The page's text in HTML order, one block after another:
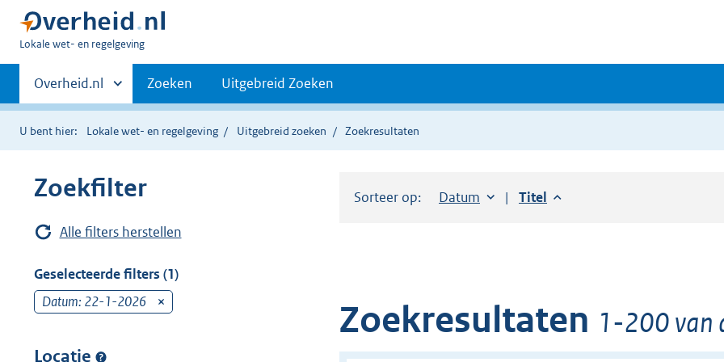
U
hier:
Lokale wet- en regelgeving
Primaire
navigatie
Andere
sites
binnen
Overheid.nl Zoeken Uitgebreid Zoeken
U bent hier: Lokale wet- en regelgeving Uitgebreid zoeken Zoekresultaten
Zoekfilter
Alle filters herstellen
Geselecteerde filters (1)
Datum: 22-1-2026
Locatie
Sorteer op: Sorteer op:
Datum aflopendSorteer op:
Titel aflopend
Zoekresultaten 1-200 van